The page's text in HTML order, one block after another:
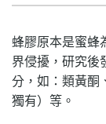
蜂膠原本是蜜蜂
界侵擾，研究後
分，如：類黃酮
獨有）等。